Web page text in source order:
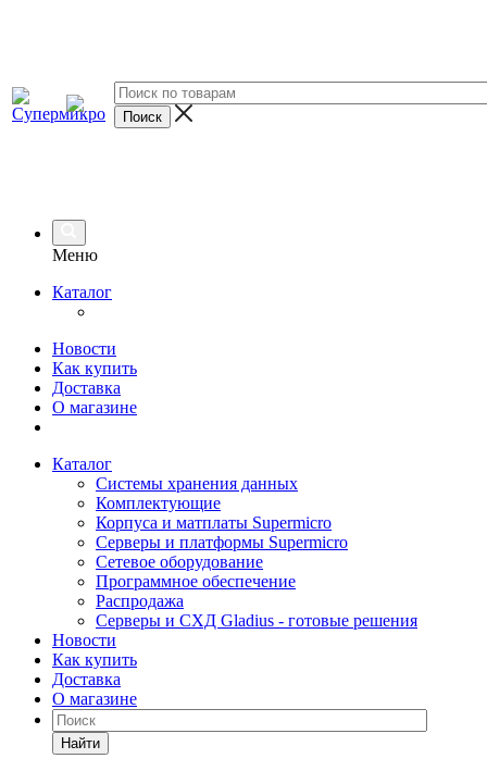
Меню
Каталог
Новости
Как купить
Доставка
О магазине
Каталог
Системы хранения данных
Комплектующие
Корпуса и матплаты Supermicro
Серверы и платформы Supermicro
Сетевое оборудование
Программное обеспечение
Распродажа
Серверы и СХД Gladius - готовые решения
Новости
Как купить
Доставка
О магазине
Найти